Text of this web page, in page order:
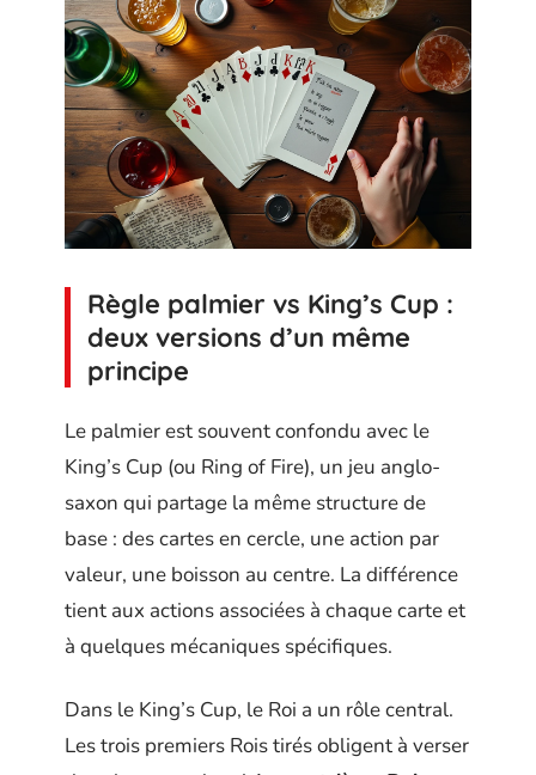
Règle palmier vs King’s Cup :
deux versions d’un même
principe
Le palmier est souvent confondu avec le
King’s Cup (ou Ring of Fire), un jeu anglo-
saxon qui partage la même structure de
base : des cartes en cercle, une action par
valeur, une boisson au centre. La différence
tient aux actions associées à chaque carte et
à quelques mécaniques spécifiques.
Dans le King’s Cup, le Roi a un rôle central.
Les trois premiers Rois tirés obligent à verser